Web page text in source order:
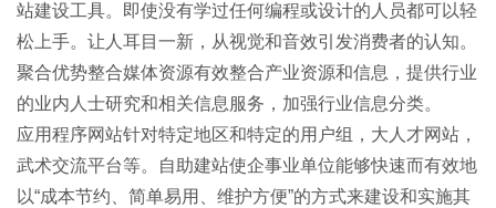
站建设工具。即使没有学过任何编程或设计的人员都可以轻
松上手。让人耳目一新，从视觉和音效引发消费者的认知。
聚合优势整合媒体资源有效整合产业资源和信息，提供行业
的业内人士研究和相关信息服务，加强行业信息分类。
应用程序网站针对特定地区和特定的用户组，大人才网站，
武术交流平台等。
自助建站使企事业单位能够快速而有效地
以“成本节约、简单易用、维护方便”的方式来建设和实施其